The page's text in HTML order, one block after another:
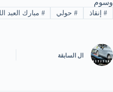
وسوم
#إنقاذ #حولي # مبارك العبد
ال السابقة